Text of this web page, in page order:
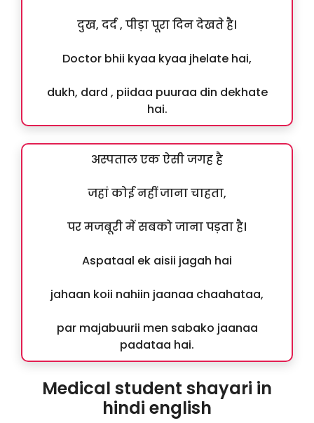
दुख, दर्द , पीड़ा पूरा दिन देखते है।
Doctor bhii kyaa kyaa jhelate hai,
dukh, dard , piidaa puuraa din dekhate
hai.
अस्पताल एक ऐसी जगह है
जहां कोई नहीं जाना चाहता,
पर मजबूरी में सबको जाना पड़ता है।
Aspataal ek aisii jagah hai
jahaan koii nahiin jaanaa chaahataa,
par majabuurii men sabako jaanaa
padataa hai.
Medical student shayari in
hindi english